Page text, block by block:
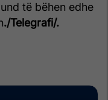
të bëhen edhe
./Telegrafi/.